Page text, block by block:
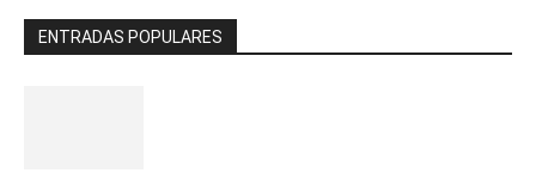
ENTRADAS POPULARES